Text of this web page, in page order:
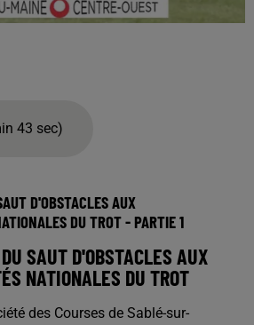
43 sec)
D'OBSTACLES AUX
DU TROT - PARTIE 1
SAUT D'OBSTACLES AUX
NATIONALES DU TROT
des Courses de Sablé-sur-